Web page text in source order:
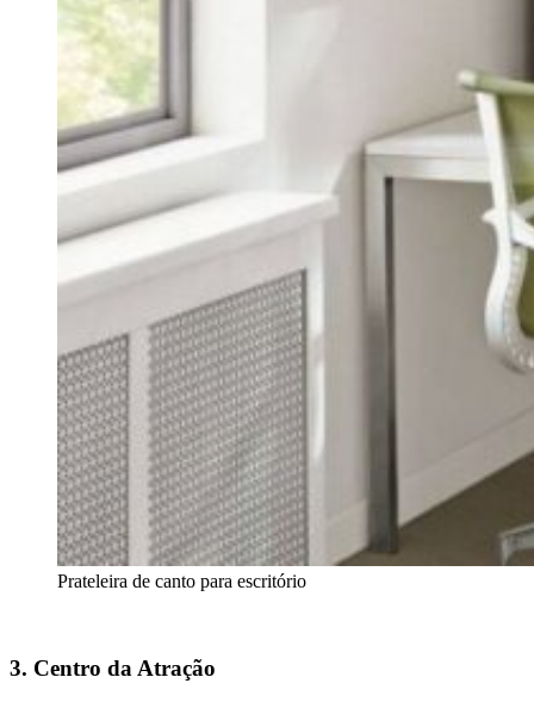
Prateleira de canto para escritório
3. Centro da Atração